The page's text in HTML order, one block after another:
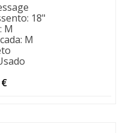
: 18"
: M
: M
€